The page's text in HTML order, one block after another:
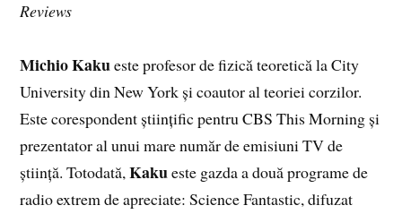
Reviews
Michio Kakueste profesor de fizică teoretică la City
University din New York și coautor al teoriei corzilor.
Este corespondent științific pentru CBS This Morning și
prezentator al unui mare număr de emisiuni TV de
știință. Totodată,Kakueste gazda a două programe de
radio extrem de apreciate: Science Fantastic, difuzat